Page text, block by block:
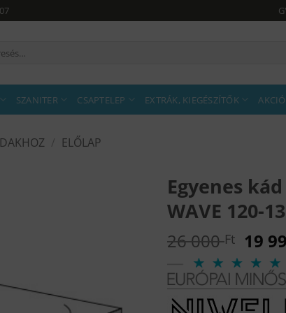
SZANITER CSAPTELEP EXTRÁK, KIEGÉSZÍTŐK
ELŐLAP
Egyenes
WAVE 120-
26 000Ft
price
was:
26
000
19